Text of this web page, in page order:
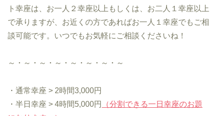
ト幸座は、お一人２幸座以上もしくは、お二人１幸座以上
で承りますが、お近くの方であればお一人１幸座でもご相
談可能です。いつでもお気軽にご相談くださいね！
～・～・～・～・～・～・～・～
・通常幸座 > 2時間3,000円
・半日幸座 > 4時間5,000円
（分割できる一日幸座のお題